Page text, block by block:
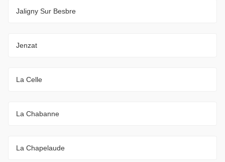
Jaligny Sur Besbre
Jenzat
La Celle
La Chabanne
La Chapelaude